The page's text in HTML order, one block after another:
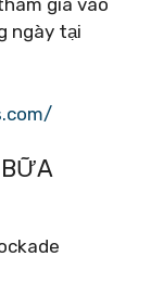
gia vào
ngày tại